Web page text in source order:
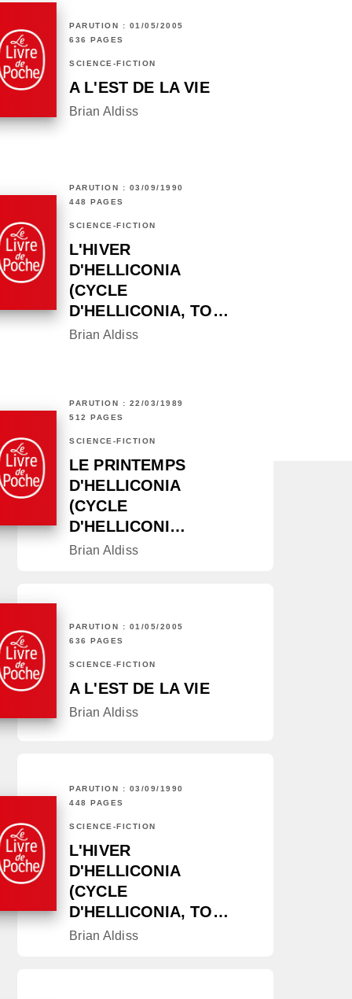
PARUTION : 01/05/2005
636 PAGES
SCIENCE-FICTION
A L'EST DE LA VIE
Brian Aldiss
PARUTION : 03/09/1990
448 PAGES
SCIENCE-FICTION
L'HIVER
D'HELLICONIA
(CYCLE
D'HELLICONIA, TO…
Brian Aldiss
PARUTION : 22/03/1989
512 PAGES
SCIENCE-FICTION
LE PRINTEMPS
D'HELLICONIA
(CYCLE
D'HELLICONI…
Brian Aldiss
PARUTION : 01/05/2005
636 PAGES
SCIENCE-FICTION
A L'EST DE LA VIE
Brian Aldiss
PARUTION : 03/09/1990
448 PAGES
SCIENCE-FICTION
L'HIVER
D'HELLICONIA
(CYCLE
D'HELLICONIA, TO…
Brian Aldiss